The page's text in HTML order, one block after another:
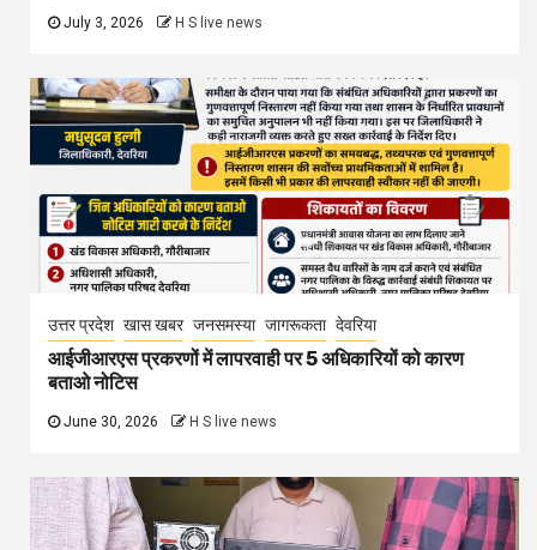
July 3, 2026 H S live news
उत्तर प्रदेश खास खबर जनसमस्या जागरूकता देवरिया
आईजीआरएस प्रकरणों में लापरवाही पर 5 अधिकारियों को कारण
बताओ नोटिस
June 30, 2026 H S live news